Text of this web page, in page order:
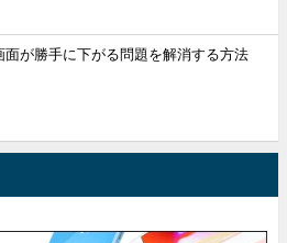
面が勝手に下がる問題を解消する方法